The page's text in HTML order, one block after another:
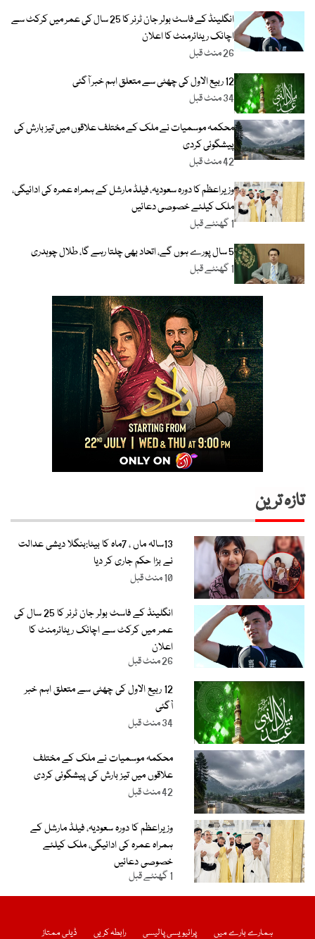
انگلینڈ کے فاسٹ بولر جان ٹرنر کا 25 سال کی عمر میں کرکٹ سے
اچانک ریٹائرمنٹ کا اعلان
26 منٹ قبل
12 ربیع الاول کی چھٹی سے متعلق اہم خبر آگئی
34 منٹ قبل
محکمہ موسمیات نے ملک کے مختلف علاقوں میں تیز بارش کی
پیشگوئی کردی
42 منٹ قبل
وزیراعظم کا دورہ سعودیہ، فیلڈ مارشل کے ہمراہ عمرہ کی ادائیگی،
ملک کیلئے خصوصی دعائیں
1 گھنٹے قبل
5 سال پورے ہوں گے، اتحاد بھی چلتا رہے گا، طلال چوہدری
1 گھنٹے قبل
تازہ ترین
13سالہ ماں ، 7ماہ کا بیٹا:بنگلا دیشی عدالت
نے بڑا حکم جاری کر دیا
10 منٹ قبل
انگلینڈ کے فاسٹ بولر جان ٹرنر کا 25 سال کی
عمر میں کرکٹ سے اچانک ریٹائرمنٹ کا
اعلان
26 منٹ قبل
12 ربیع الاول کی چھٹی سے متعلق اہم خبر
آگئی
34 منٹ قبل
محکمہ موسمیات نے ملک کے مختلف
علاقوں میں تیز بارش کی پیشگوئی کردی
42 منٹ قبل
وزیراعظم کا دورہ سعودیہ، فیلڈ مارشل کے
ہمراہ عمرہ کی ادائیگی، ملک کیلئے
خصوصی دعائیں
1 گھنٹے قبل
ہمارے بارے میں پرائیویسی پالیسی رابطہ کریں ڈیلی ممتاز